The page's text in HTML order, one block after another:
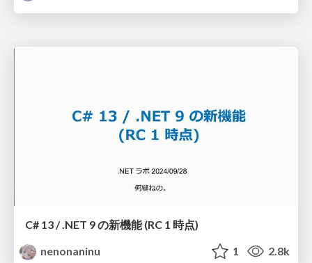
C# 13 / .NET 9 の新機能 (RC 1 時点)
nenonaninu
1 2.8k